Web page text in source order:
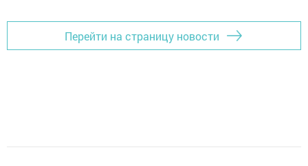
Перейти на страницу новости